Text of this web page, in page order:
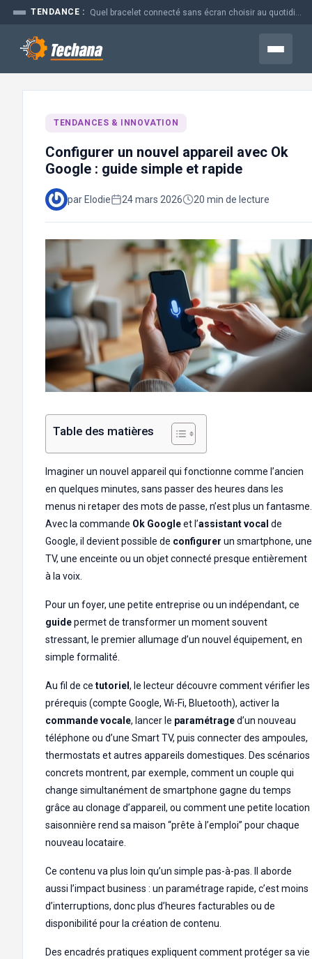
Aller
contenu
TENDANCE :
Menu
TENDANCES & INNOVATION
Configurer un nouvel appareil avec Ok
Google : guide simple et rapide
par Elodie 24 mars 2026 20 min de lecture
Table des matières
Imaginer un nouvel appareil qui fonctionne comme l’ancien
en quelques minutes, sans passer des heures dans les
menus ni retaper des mots de passe, n’est plus un fantasme.
Avec la commande Ok Googleet l’assistant vocal de
Google, il devient possible de configurer un smartphone, une
TV, une enceinte ou un objet connecté presque entièrement
à la voix.
Pour un foyer, une petite entreprise ou un indépendant, ce
guidepermet de transformer un moment souvent
stressant, le premier allumage d’un nouvel équipement, en
simple formalité.
Au fil de ce tutoriel , le lecteur découvre comment vérifier les
prérequis (compte Google, Wi-Fi, Bluetooth), activer la
commande vocale, lancer le paramétraged’un nouveau
téléphone ou d’une Smart TV, puis connecter des ampoules,
thermostats et autres appareils domestiques. Des scénarios
concrets montrent, par exemple, comment un couple qui
change simultanément de smartphone gagne du temps
grâce au clonage d’appareil, ou comment une petite location
saisonnière rend sa maison “prête à l’emploi” pour chaque
nouveau locataire.
Ce contenu va plus loin qu’un simple pas-à-pas. Il aborde
aussi l’impact business : un paramétrage rapide, c’est moins
d’interruptions, donc plus d’heures facturables ou de
disponibilité pour la création de contenu.
Des encadrés pratiques expliquent comment protéger sa vie